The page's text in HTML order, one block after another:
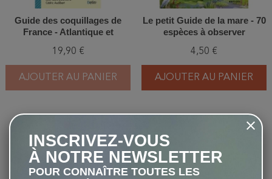
Guide des coquillages de
France - Atlantique et
19,90 €
AJOUTER AU PANIER
Le petit Guide de la mare - 70
espèces à observer
4,50 €
AJOUTER AU PANIER
favorite_border
INSCRIVEZ-VOUS
À NOTRE NEWSLETTER
POUR CONNAÎTRE TOUTES LES